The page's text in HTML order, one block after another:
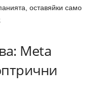
оставяйки само
Meta